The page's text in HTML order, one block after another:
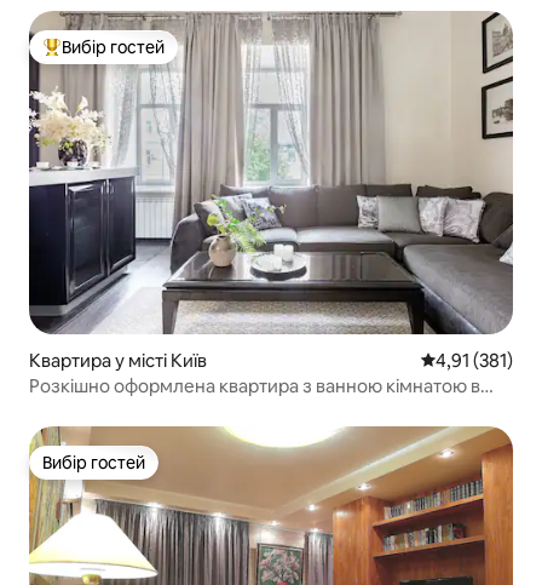
Топ вибір гостей
Вибір гостей
Квартира у місті Київ Середня
4,91 (381)
Розкішно оформлена квартира з ванною кімнатою в
Вибір гостей
Вибір гостей